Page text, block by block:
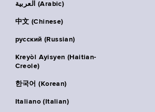
العربية (Arabic)
中文 (Chinese)
русский (Russian)
Kreyòl Ayisyen (Haitian-
Creole)
한국어 (Korean)
Italiano (Italian)